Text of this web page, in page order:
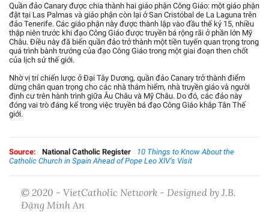
Quần đảo Canary được chia thành hai giáo phận Công Giáo: một giáo phận
đặt tại Las Palmas và giáo phận còn lại ở San Cristóbal de La Laguna trên
đảo Tenerife. Các giáo phận này được thành lập vào đầu thế kỷ 15, nhiều
thập niên trước khi đạo Công Giáo được truyền bá rộng rãi ở phần lớn Mỹ
Châu. Điều này đã biến quần đảo trở thành một tiền tuyến quan trọng trong
quá trình bành trướng của đạo Công Giáo trong một giai đoạn then chốt
của lịch sử thế giới.
Nhờ vị trí chiến lược ở Đại Tây Dương, quần đảo Canary trở thành điểm
dừng chân quan trọng cho các nhà thám hiểm, nhà truyền giáo và người
định cư trên hành trình giữa Âu Châu và Mỹ Châu. Do đó, các đảo này
đóng vai trò đáng kể trong việc truyền bá đạo Công Giáo khắp Tân Thế
giới.
Source: National Catholic Register
10 Things to Know About the
Catholic Church in Spain Ahead of Pope Leo XIV’s Visit
© 2020 - VietCatholic Network - Designed by J.B.
Đặng Minh An